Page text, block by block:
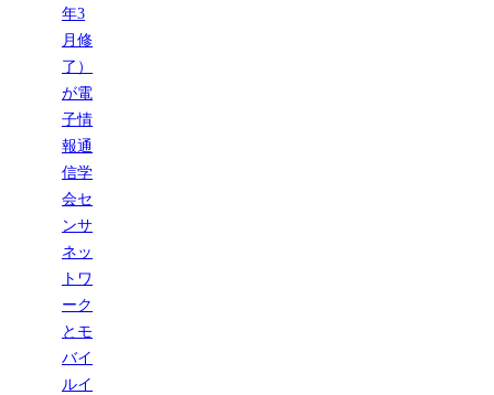
年3
月修
了）
が電
子情
報通
信学
会セ
ンサ
ネッ
トワ
ーク
とモ
バイ
ルイ